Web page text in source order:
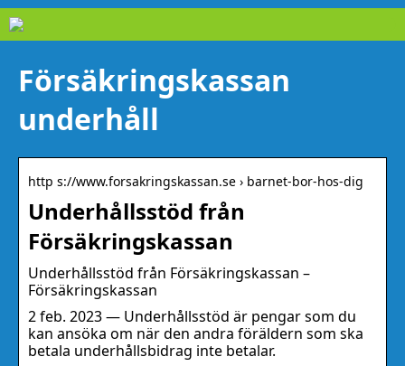
Försäkringskassan
underhåll
http s://www.forsakringskassan.se › barnet-bor-hos-dig
Underhållsstöd från
Försäkringskassan
Underhållsstöd från Försäkringskassan –
Försäkringskassan
2 feb. 2023 — Underhållsstöd är pengar som du
kan ansöka om när den andra föräldern som ska
betala underhållsbidrag inte betalar.